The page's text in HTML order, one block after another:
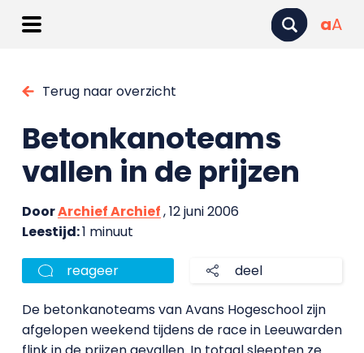
aA
Terug naar overzicht
Betonkanoteams
vallen in de prijzen
DoorArchief Archief, 12 juni 2006
Leestijd:1 minuut
reageer deel
De betonkanoteams van Avans Hogeschool zijn
afgelopen weekend tijdens de race in Leeuwarden